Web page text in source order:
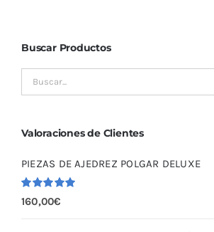
se
en
página
Buscar Productos
Valoraciones de Clientes
PIEZAS DE AJEDREZ POLGAR DELUXE
Valorado
con 5.00
160,00€